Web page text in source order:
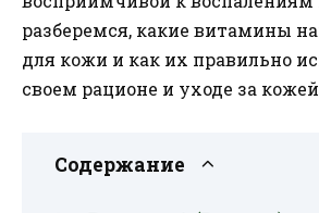
разберемся, какие витамины
для кожи и как их правильно
своем рационе и уходе за
Содержание